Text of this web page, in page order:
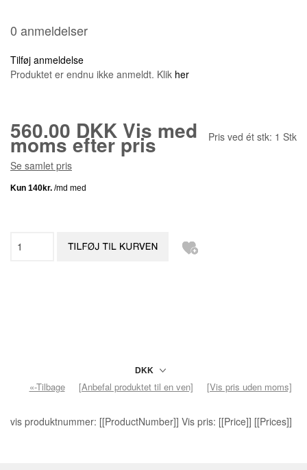
0 anmeldelser
Tilføj anmeldelse
Produktet er endnu ikke anmeldt. Klik her
560.00 DKKVis med
moms efter pris Pris ved ét stk: 1 Stk
Se samlet pris
«-Tilbage [Anbefal produktet til en ven] [Vis pris uden moms]
vis produktnummer: [[ProductNumber]] Vis pris: [[Price]] [[Prices]]